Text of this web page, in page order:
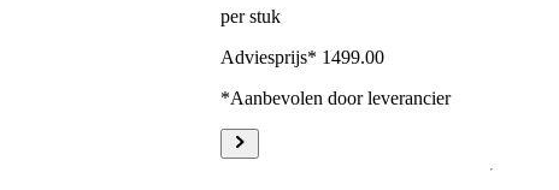
per stuk
Adviesprijs* 1499.00
*Aanbevolen door leverancier